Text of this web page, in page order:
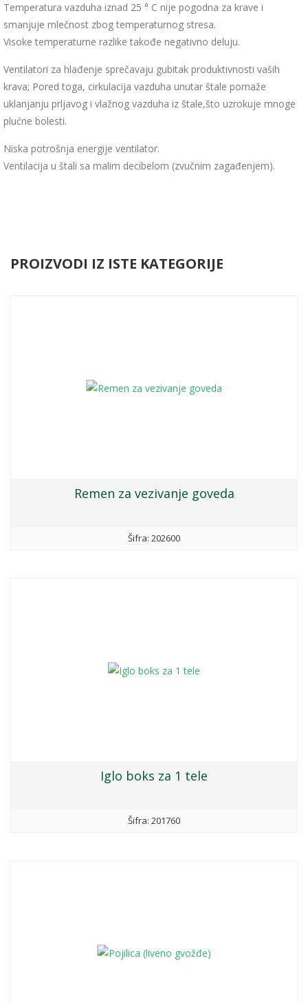
Temperatura vazduha iznad 25 ° C nije pogodna za krave i
smanjuje mlečnost zbog temperaturnog stresa.
Visoke temperaturne razlike takođe negativno deluju.
Ventilatori za hlađenje sprečavaju gubitak produktivnosti vaših
krava; Pored toga, cirkulacija vazduha unutar štale pomaže
uklanjanju prljavog i vlažnog vazduha iz štale,što uzrokuje mnoge
plućne bolesti.
Niska potrošnja energije ventilator.
Ventilacija u štali sa malim decibelom (zvučnim zagađenjem).
Interesuje te ovaj proizvod?
Pozovite nas za više informacija:
PROIZVODI IZ ISTE KATEGORIJE
Remen za vezivanje goveda
Šifra: 202600
Iglo boks za 1 tele
Šifra: 201760